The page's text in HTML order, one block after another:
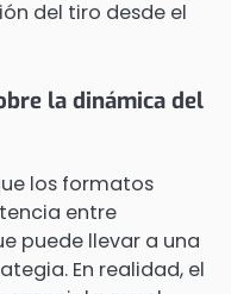
del tiro desde el
la dinámica del
los formatos
entre
puede llevar a una
En realidad, el